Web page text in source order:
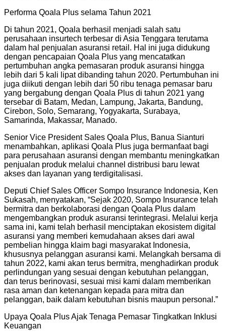
Performa Qoala Plus selama Tahun 2021
Di tahun 2021, Qoala berhasil menjadi salah satu
perusahaan insurtech terbesar di Asia Tenggara terutama
dalam hal penjualan asuransi retail. Hal ini juga didukung
dengan pencapaian Qoala Plus yang mencatatkan
pertumbuhan angka pemasaran produk asuransi hingga
lebih dari 5 kali lipat dibanding tahun 2020. Pertumbuhan ini
juga diikuti dengan lebih dari 50 ribu tenaga pemasar baru
yang bergabung dengan Qoala Plus di tahun 2021 yang
tersebar di Batam, Medan, Lampung, Jakarta, Bandung,
Cirebon, Solo, Semarang, Yogyakarta, Surabaya,
Samarinda, Makassar, Manado.
Senior Vice President Sales Qoala Plus, Banua Sianturi
menambahkan, aplikasi Qoala Plus juga bermanfaat bagi
para perusahaan asuransi dengan membantu meningkatkan
penjualan produk melalui channel distribusi baru lewat
akses dan layanan yang terdigitalisasi.
Deputi Chief Sales Officer Sompo Insurance Indonesia, Ken
Sukasah, menyatakan, “Sejak 2020, Sompo Insurance telah
bermitra dan berkolaborasi dengan Qoala Plus dalam
mengembangkan produk asuransi terintegrasi. Melalui kerja
sama ini, kami telah berhasil menciptakan ekosistem digital
asuransi yang memberi kemudahaan akses dari awal
pembelian hingga klaim bagi masyarakat Indonesia,
khususnya pelanggan asuransi kami. Melangkah bersama di
tahun 2022, kami akan terus bermitra, menghadirkan produk
perlindungan yang sesuai dengan kebutuhan pelanggan,
dan terus berinovasi, sesuai misi kami dalam memberikan
rasa aman dan ketenangan kepada para mitra dan
pelanggan, baik dalam kebutuhan bisnis maupun personal.”
Upaya Qoala Plus Ajak Tenaga Pemasar Tingkatkan Inklusi
Keuangan